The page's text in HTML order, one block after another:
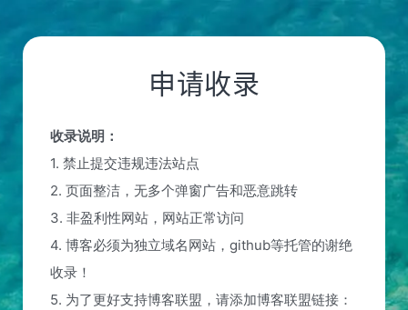
申请收录
收录说明：
1. 禁止提交违规违法站点
2. 页面整洁，无多个弹窗广告和恶意跳转
3. 非盈利性网站，网站正常访问
4. 博客必须为独立域名网站，github等托管的谢绝
收录！
5. 为了更好支持博客联盟，请添加博客联盟链接：